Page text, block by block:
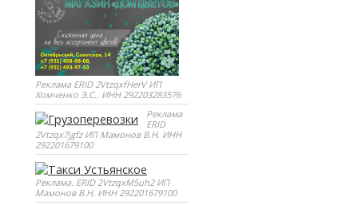
Реклама ERID 2VtzqxfHerV ИП
Хомченко Э.С.. ИНН 292203283576
Реклама
ERID
2Vtzqx7jgfz ИП Мамонов В.Н. ИНН
292201679100
Реклама. ERID 2VtzqxM5uh2 ИП
Мамонов В.Н. ИНН 292201679100